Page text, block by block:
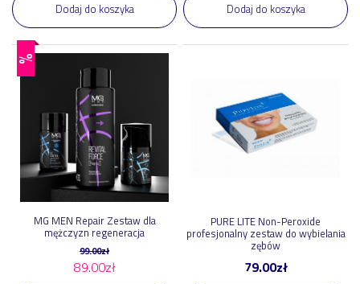
Dodaj do koszyka Dodaj do koszyka
%
MG MEN Repair Zestaw dla
mężczyzn regeneracja
99.00zł
89.00zł
PURE LITE Non-Peroxide
profesjonalny zestaw do wybielania
zębów
79.00zł